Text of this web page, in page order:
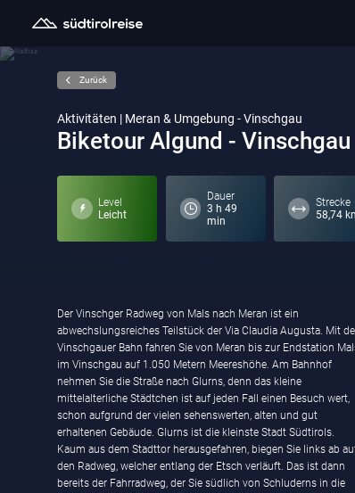
Zurück
Aktivitäten | Meran & Umgebung - Vinschgau
Biketour Algund -
Level
Leicht
Dauer
3 h 49
min
Strecke
58,74
Der Vinschger Radweg von Mals nach Meran ist ein
abwechslungsreiches Teilstück der Via Claudia Augusta. Mit
Vinschgauer Bahn fahren Sie von Meran bis zur Endstation
im Vinschgau auf 1.050 Metern Meereshöhe. Am Bahnhof
nehmen Sie die Straße nach Glurns, denn das kleine
mittelalterliche Städtchen ist auf jeden Fall einen Besuch wert,
schon aufgrund der vielen sehenswerten, alten und gut
erhaltenen Gebäude. Glurns ist die kleinste Stadt Südtirols.
Kaum aus dem Stadttor herausgefahren, biegen Sie links ab
den Radweg, welcher entlang der Etsch verläuft. Das ist dann
bereits der Fahrradweg, der Sie südlich von Schluderns in die
Durchfahrt von Laas geht es in Richtung Wald und es folgt
wieder ein Schotterteilstück. Nach einem kurzen Anstieg
der Vinschger Radweg bergab nach Göflan. Sie fahren
nach Latsch und Kastelbell. Bei Kastelbell beginnt der wärmere
Teil des Vinschgaus. Aufgrund des milderen Klimas sind hier
auch die ersten Weingüter und Spargelfelder anzutreffen. Das
Schloss Kastelbell kann man vom Radweg aus sehr gut sehen
und ist auf jeden Fall einen Besuch wert. Einige Kilometer weiter
kommen Sie nach Naturns und sind damit schon im
Land. Vorbei an Plaus und Partschins fahren Sie nach der Töll
(Ortsteil von Partschins) nach links und von dort über Algund